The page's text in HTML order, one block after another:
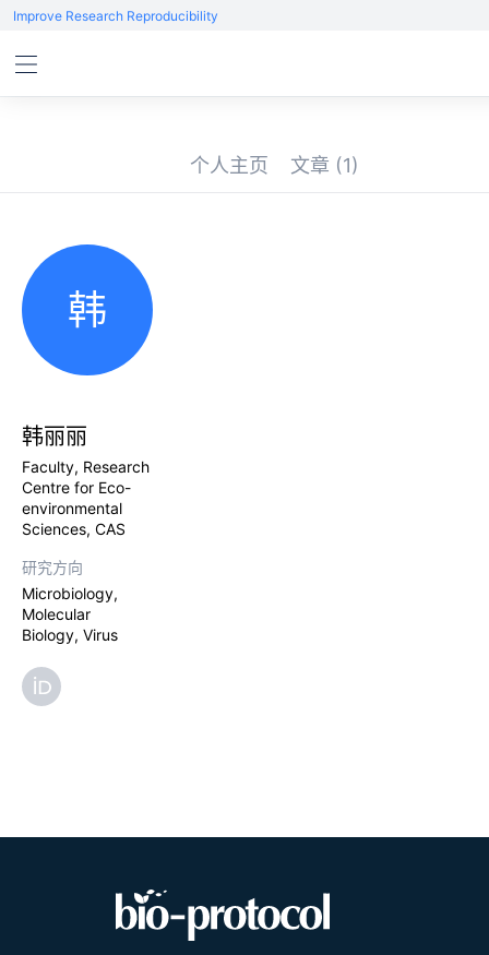
Improve Research Reproducibility
个人主页 文章 (1)
韩
韩丽丽
Faculty, Research
Centre for Eco-
environmental
Sciences, CAS
研究方向
Microbiology,
Molecular
Biology, Virus